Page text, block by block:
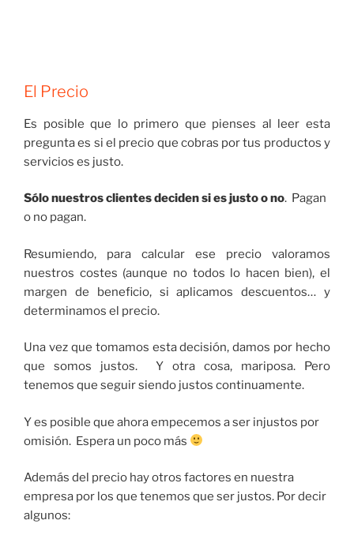
El Precio
Es posible que lo primero que pienses al leer esta
pregunta es si el precio que cobras por tus productos y
servicios es justo.
Sólo nuestros clientes deciden si es justo o no. Pagan
o no pagan.
Resumiendo, para calcular ese precio valoramos
nuestros costes (aunque no todos lo hacen bien), el
margen de beneficio, si aplicamos descuentos… y
determinamos el precio.
Una vez que tomamos esta decisión, damos por hecho
que somos justos. Y otra cosa, mariposa. Pero
tenemos que seguir siendo justos continuamente.
Y es posible que ahora empecemos a ser injustos por
omisión. Espera un poco más
Además del precio hay otros factores en nuestra
empresa por los que tenemos que ser justos. Por decir
algunos: